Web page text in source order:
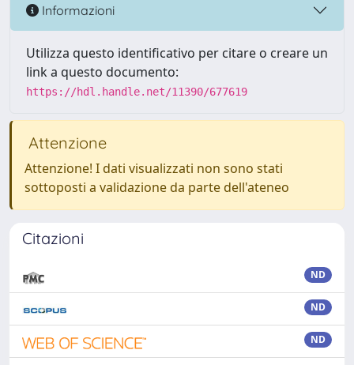
Informazioni
Utilizza questo identificativo per citare o creare un
link a questo documento:
https://hdl.handle.net/11390/677619
Attenzione
Attenzione! I dati visualizzati non sono stati
sottoposti a validazione da parte dell'ateneo
Citazioni
ND
ND
ND